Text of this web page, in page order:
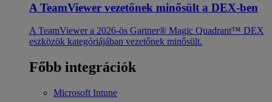
A TeamViewer vezetőnek minősült a DEX-ben
A TeamViewer a 2026-ös Gartner® Magic Quadrant™ DEX
eszközök kategóriájában vezetőnek minősült.
Főbb integrációk
Microsoft Intune